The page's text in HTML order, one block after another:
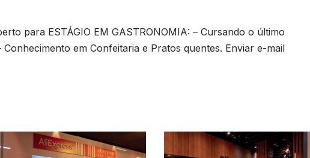
para ESTÁGIO EM GASTRONOMIA: – Cursando o último
em Confeitaria e Pratos quentes. Enviar e-mail